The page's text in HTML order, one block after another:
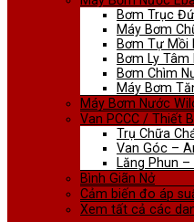
Bơm Trục
Máy Bơm
Bơm Tự Mồi
Bơm Ly Tâm
Bơm Chìm
Máy Bơm
Máy Bơm Nước
Van PCCC / Thiết
Trụ Chữa
Van Góc –
Lăng Phun
Bình Giãn Nở
Cảm biến đo áp
Xem tất cả các